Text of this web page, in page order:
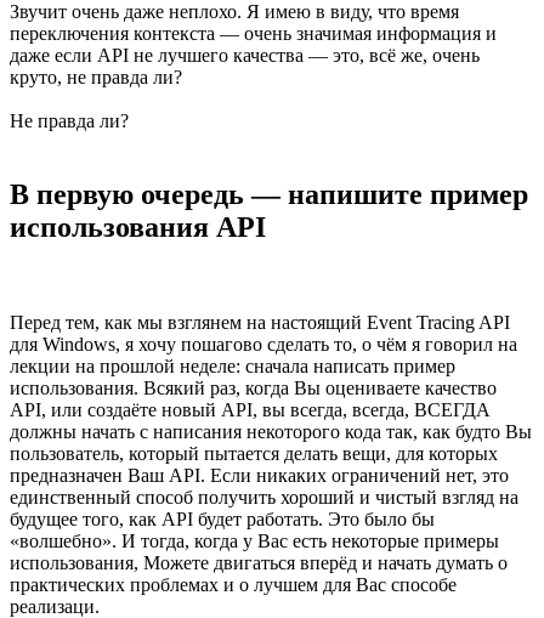
Звучит очень даже неплохо. Я имею в виду, что время
переключения контекста — очень значимая информация и
даже если API не лучшего качества — это, всё же, очень
круто, не правда ли?
Не правда ли?
В первую очередь — напишите пример
использования API
Перед тем, как мы взглянем на настоящий Event Tracing API
для Windows, я хочу пошагово сделать то, о чём я говорил на
лекции на прошлой неделе: сначала написать пример
использования. Всякий раз, когда Вы оцениваете качество
API, или создаёте новый API, вы всегда, всегда, ВСЕГДА
должны начать с написания некоторого кода так, как будто Вы
пользователь, который пытается делать вещи, для которых
предназначен Ваш API. Если никаких ограничений нет, это
единственный способ получить хороший и чистый взгляд на
будущее того, как API будет работать. Это было бы
«волшебно». И тогда, когда у Вас есть некоторые примеры
использования, Можете двигаться вперёд и начать думать о
практических проблемах и о лучшем для Вас способе
реализаци.